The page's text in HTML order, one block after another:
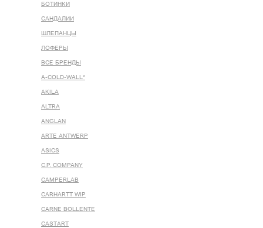
БОТИНКИ
САНДАЛИИ
ШЛЕПАНЦЫ
ЛОФЕРЫ
ВСЕ БРЕНДЫ
A-COLD-WALL*
AKILA
ALTRA
ANGLAN
ARTE ANTWERP
ASICS
C.P. COMPANY
CAMPERLAB
CARHARTT WIP
CARNE BOLLENTE
CASTART